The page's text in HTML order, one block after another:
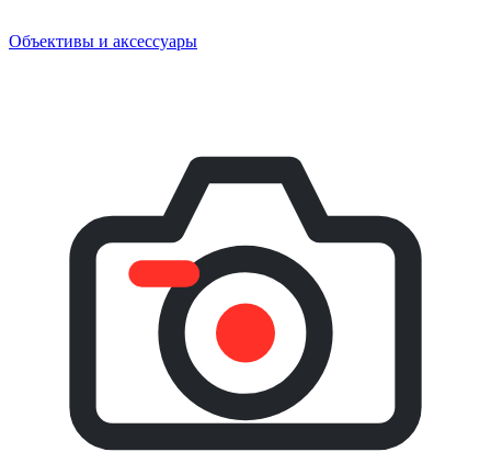
Объективы и аксессуары